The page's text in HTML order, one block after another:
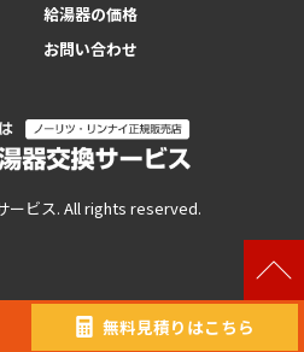
給湯器の価格
お問い合わせ
ービス. All rights reserved.
無料見積りはこちら